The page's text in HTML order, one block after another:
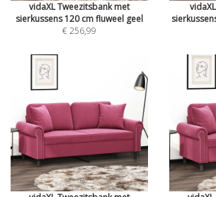
vidaXL Tweezitsbank met
sierkussens 120 cm fluweel geel
€ 256,99